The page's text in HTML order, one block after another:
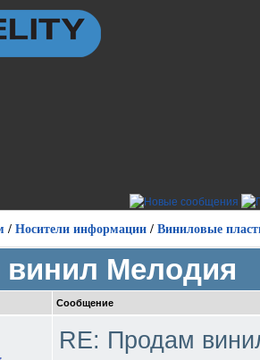
/ Носители информации / Виниловые
Мелодия
Сообщение
RE: Продам